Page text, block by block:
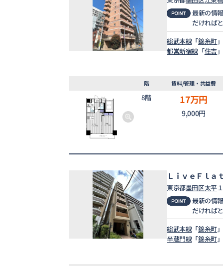
最新の情
だければ
総武本線「錦糸町
都営新宿線 「住吉
階 賃料/管理・共益費
8階 17万円
9,000円
ＬｉｖｅＦｌａ
東京都墨田区太平
最新の情
だければ
総武本線「錦糸町
半蔵門線「錦糸町